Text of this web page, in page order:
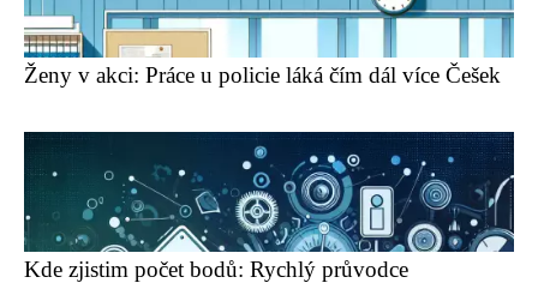
Ženy v akci: Práce u policie láká čím dál více Češek
Kde zjistim počet bodů: Rychlý průvodce